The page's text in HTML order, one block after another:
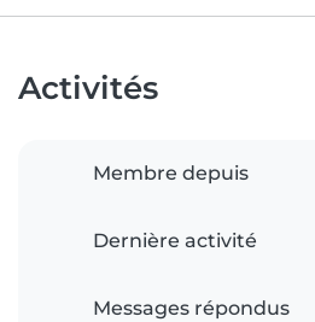
Activités
Membre depuis
Dernière activité
Messages répondus